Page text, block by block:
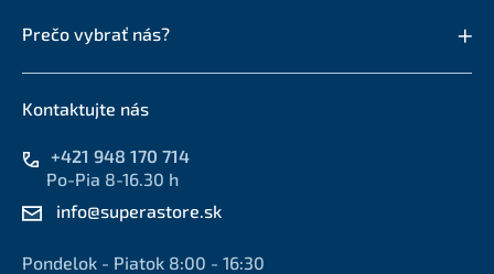
Prečo vybrať nás?
Kontaktujte nás
+421 948 170 714
Po-Pia 8-16.30 h
info@superastore.sk
Pondelok - Piatok 8:00 - 16:30